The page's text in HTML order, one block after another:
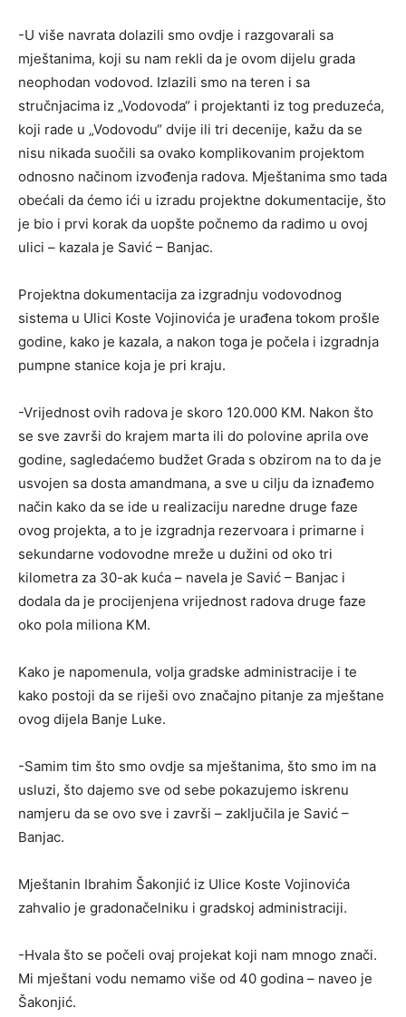
-U više navrata dolazili smo ovdje i razgovarali sa
mještanima, koji su nam rekli da je ovom dijelu grada
neophodan vodovod. Izlazili smo na teren i sa
stručnjacima iz „Vodovoda“ i projektanti iz tog preduzeća,
koji rade u „Vodovodu“ dvije ili tri decenije, kažu da se
nisu nikada suočili sa ovako komplikovanim projektom
odnosno načinom izvođenja radova. Mještanima smo tada
obećali da ćemo ići u izradu projektne dokumentacije, što
je bio i prvi korak da uopšte počnemo da radimo u ovoj
ulici – kazala je Savić – Banjac.
Projektna dokumentacija za izgradnju vodovodnog
sistema u Ulici Koste Vojinovića je urađena tokom prošle
godine, kako je kazala, a nakon toga je počela i izgradnja
pumpne stanice koja je pri kraju.
-Vrijednost ovih radova je skoro 120.000 KM. Nakon što
se sve završi do krajem marta ili do polovine aprila ove
godine, sagledaćemo budžet Grada s obzirom na to da je
usvojen sa dosta amandmana, a sve u cilju da iznađemo
način kako da se ide u realizaciju naredne druge faze
ovog projekta, a to je izgradnja rezervoara i primarne i
sekundarne vodovodne mreže u dužini od oko tri
kilometra za 30-ak kuća – navela je Savić – Banjac i
dodala da je procijenjena vrijednost radova druge faze
oko pola miliona KM.
Kako je napomenula, volja gradske administracije i te
kako postoji da se riješi ovo značajno pitanje za mještane
ovog dijela Banje Luke.
-Samim tim što smo ovdje sa mještanima, što smo im na
usluzi, što dajemo sve od sebe pokazujemo iskrenu
namjeru da se ovo sve i završi – zaključila je Savić –
Banjac.
Mještanin Ibrahim Šakonjić iz Ulice Koste Vojinovića
zahvalio je gradonačelniku i gradskoj administraciji.
-Hvala što se počeli ovaj projekat koji nam mnogo znači.
Mi mještani vodu nemamo više od 40 godina – naveo je
Šakonjić.